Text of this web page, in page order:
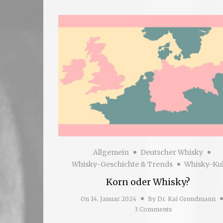
Allgemein
Deutscher Whisky
Whisky-Geschichte & Trends
Whisky-
Korn oder Whisky?
On 14. Januar 2024 By Dr. Kai Grundmann
3 Comments